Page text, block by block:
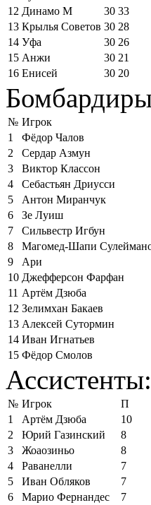
12 Динамо М 30 33
13 Крылья Советов 30 28
14 Уфа 30 26
15 Анжи 30 21
16 Енисей 30 20
№ Игрок
1
Фёдор Чалов
2
Сердар Азмун
3
Виктор Классон
4
Себастьян Дриусси
5
Антон Миранчук
6
Зе Луиш
7
Сильвестр Игбун
8
Магомед-Шапи
9
Ари
10 Джефферсон Фарфан
11 Артём Дзюба
12 Зелимхан Бакаев
13 Алексей Сутормин
14 Иван Игнатьев
15 Фёдор Смолов
Ассистенты:
№ Игрок
П
1
Артём Дзюба
10
2
Юрий Газинский
8
3
Жоаозиньо
8
4
Раванелли
7
5
Иван Обляков
7
6
Марио Фернандес
7